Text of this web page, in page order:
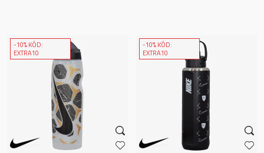
-10% KÓD:
EXTRA10
-10% KÓD:
EXTRA10